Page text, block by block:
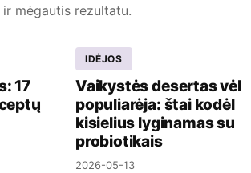
mėgautis rezultatu.
17
IDĖJOS
Vaikystės desertas vėl
populiarėja: štai kodėl
kisielius lyginamas su
probiotikais
2026-05-13